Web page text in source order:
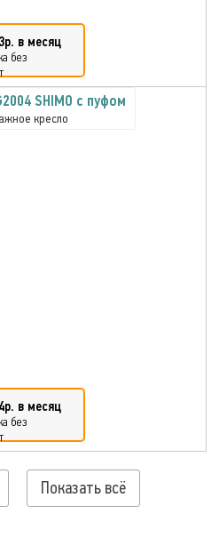
в месяц
без
SHIMO с пуфом
кресло
в месяц
без
Показать всё